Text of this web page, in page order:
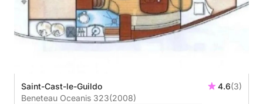
Saint-Cast-le-Guildo 4.6(3)
Beneteau Oceanis 323(2008)